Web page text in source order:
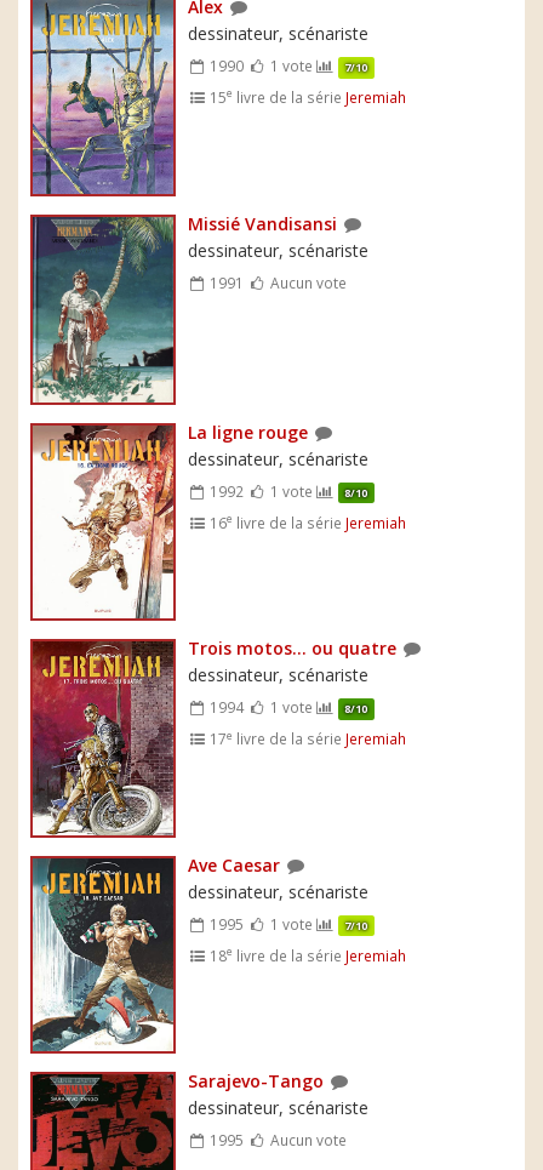
Alex
dessinateur, scénariste
1990 1 vote 7/10
15e livre de la série Jeremiah
Missié Vandisansi
dessinateur, scénariste
1991 Aucun vote
La ligne rouge
dessinateur, scénariste
1992 1 vote 8/10
16e livre de la série Jeremiah
Trois motos... ou quatre
dessinateur, scénariste
1994 1 vote 8/10
17e livre de la série Jeremiah
Ave Caesar
dessinateur, scénariste
1995 1 vote 7/10
18e livre de la série Jeremiah
Sarajevo-Tango
dessinateur, scénariste
1995 Aucun vote